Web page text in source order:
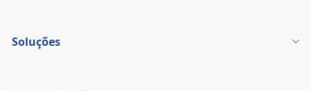
Soluções